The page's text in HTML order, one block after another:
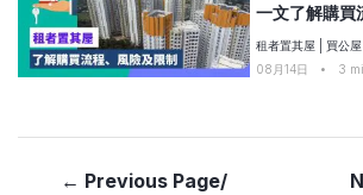
一文了解購買
租者置其屋
買公屋
08月14日
• 3
← Previous Page/